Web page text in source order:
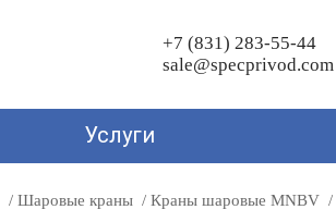
+7 (831) 283-55-44
sale@specprivod.com
Услуги
Шаровые краны Краны шаровые MNBV